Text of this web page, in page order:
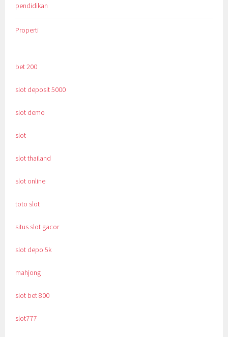
pendidikan
Properti
bet 200
slot deposit 5000
slot demo
slot
slot thailand
slot online
toto slot
situs slot gacor
slot depo 5k
mahjong
slot bet 800
slot777